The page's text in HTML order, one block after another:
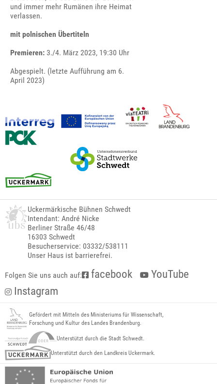
und immer mehr Rumänen ihre Heimat
verlassen.
mit polnischen Übertiteln
Premieren: 3./4. März 2023, 19:30 Uhr
Abgespielt. (letzte Aufführung am 6.
April 2023)
Uckermärkische Bühnen Schwedt
Intendant: André Nicke
Berliner Straße 46/48
16303 Schwedt
Besucherservice: 03332/538111
Unser Haus ist barrierefrei.
Folgen Sie uns auch auf: facebook
YouTube
Instagram
Gefördert mit Mitteln des Ministeriums für Wissenschaft,
Forschung und Kultur des Landes Brandenburg.
Unterstützt durch die Stadt Schwedt.
Unterstützt durch den Landkreis Uckermark.